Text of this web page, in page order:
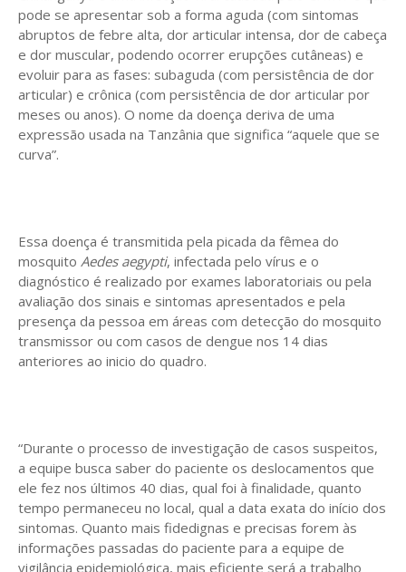
pode se apresentar sob a forma aguda (com sintomas
abruptos de febre alta, dor articular intensa, dor de cabeça
e dor muscular, podendo ocorrer erupções cutâneas) e
evoluir para as fases: subaguda (com persistência de dor
articular) e crônica (com persistência de dor articular por
meses ou anos). O nome da doença deriva de uma
expressão usada na Tanzânia que significa “aquele que se
curva”.
Essa doença é transmitida pela picada da fêmea do
mosquito Aedes aegypti, infectada pelo vírus e o
diagnóstico é realizado por exames laboratoriais ou pela
avaliação dos sinais e sintomas apresentados e pela
presença da pessoa em áreas com detecção do mosquito
transmissor ou com casos de dengue nos 14 dias
anteriores ao inicio do quadro.
“Durante o processo de investigação de casos suspeitos,
a equipe busca saber do paciente os deslocamentos que
ele fez nos últimos 40 dias, qual foi à finalidade, quanto
tempo permaneceu no local, qual a data exata do início dos
sintomas. Quanto mais fidedignas e precisas forem às
informações passadas do paciente para a equipe de
vigilância epidemiológica, mais eficiente será a trabalho